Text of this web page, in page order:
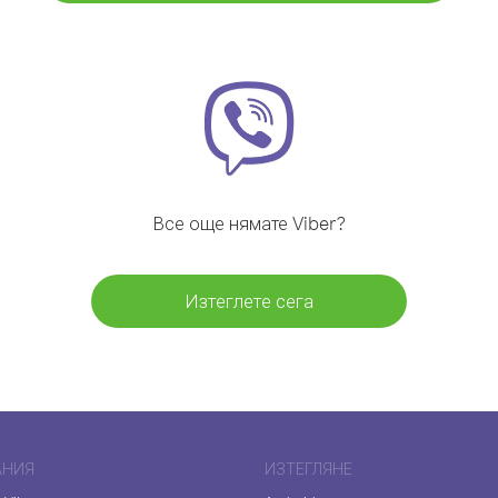
Все още нямате Viber?
Изтеглете сега
ИЗТЕГЛЯНЕ